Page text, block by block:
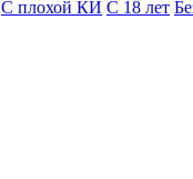
С плохой КИ С 18 лет